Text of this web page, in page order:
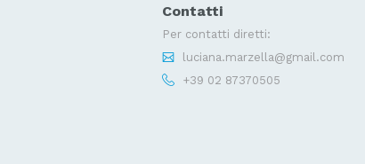
Contatti
Per contatti diretti:
luciana.marzella@gmail.com
+39 02 87370505